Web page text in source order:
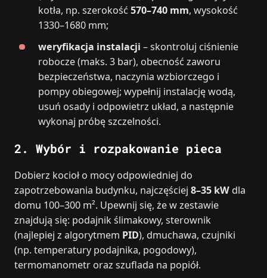
kotła, np. szerokość570–740 mm, wysokość
1330–1680 mm;
weryfikacja instalacji – skontroluj ciśnienie
robocze (maks. 3 bar), obecność zaworu
bezpieczeństwa, naczynia wzbiorczego i
pompy obiegowej; wypełnij instalację wodą,
usuń osady i odpowietrz układ, a następnie
wykonaj próbę szczelności.
2. Wybór i rozpakowanie pieca
Dobierz kocioł o mocy odpowiedniej do
zapotrzebowania budynku, najczęściej 8–35 kW dla
domu 100–300 m². Upewnij się, że w zestawie
znajdują się: podajnik ślimakowy, sterownik
(najlepiej z algorytmem PID), dmuchawa, czujniki
(np. temperatury podajnika, pogodowy),
termomanometr oraz szuflada na popiół.